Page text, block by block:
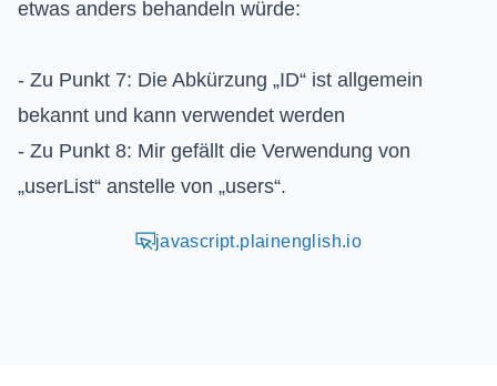
etwas anders behandeln würde:
- Zu Punkt 7: Die Abkürzung „ID“ ist allgemein
bekannt und kann verwendet werden
- Zu Punkt 8: Mir gefällt die Verwendung von
„userList“ anstelle von „users“.
javascript.plainenglish.io